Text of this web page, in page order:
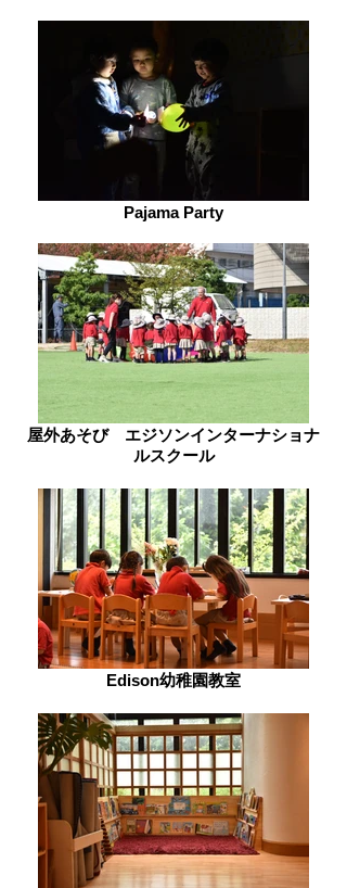
Pajama Party
屋外あそび エジソンインターナショナ
ルスクール
Edison幼稚園教室